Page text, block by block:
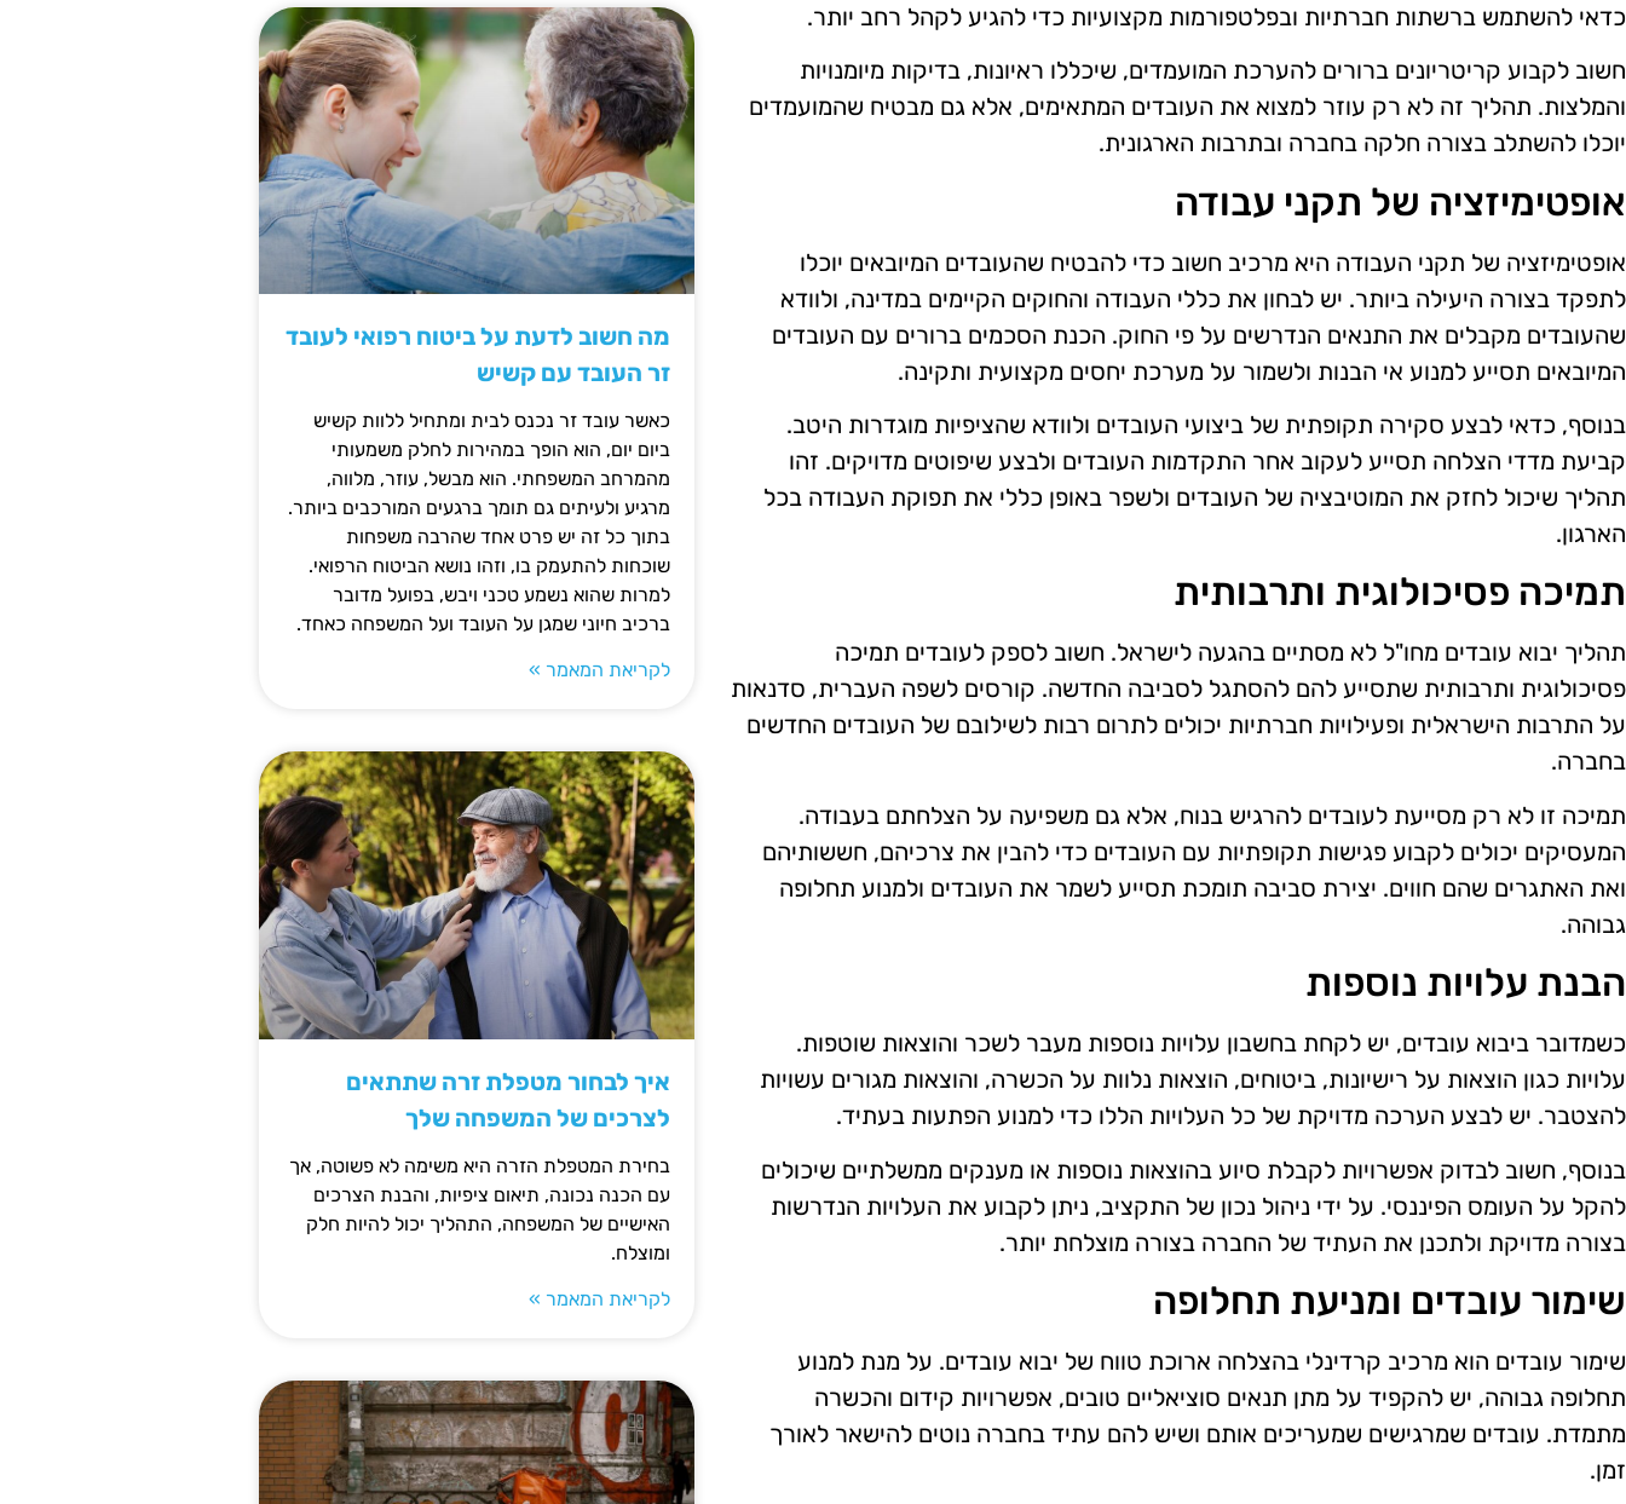
כדאי להשתמש ברשתות חברתיות ובפלטפורמות מקצועיות כדי להגיע לקהל רחב יותר.
חשוב לקבוע קריטריונים ברורים להערכת המועמדים, שיכללו ראיונות, בדיקות מיומנויות
והמלצות. תהליך זה לא רק עוזר למצוא את העובדים המתאימים, אלא גם מבטיח שהמועמדים
יוכלו להשתלב בצורה חלקה בחברה ובתרבות הארגונית.
אופטימיזציה של תקני עבודה
אופטימיזציה של תקני העבודה היא מרכיב חשוב כדי להבטיח שהעובדים המיובאים יוכלו
לתפקד בצורה היעילה ביותר. יש לבחון את כללי העבודה והחוקים הקיימים במדינה, ולוודא
שהעובדים מקבלים את התנאים הנדרשים על פי החוק. הכנת הסכמים ברורים עם העובדים
המיובאים תסייע למנוע אי הבנות ולשמור על מערכת יחסים מקצועית ותקינה.
בנוסף, כדאי לבצע סקירה תקופתית של ביצועי העובדים ולוודא שהציפיות מוגדרות היטב.
קביעת מדדי הצלחה תסייע לעקוב אחר התקדמות העובדים ולבצע שיפוטים מדויקים. זהו
תהליך שיכול לחזק את המוטיבציה של העובדים ולשפר באופן כללי את תפוקת העבודה בכל
הארגון.
תמיכה פסיכולוגית ותרבותית
תהליך יבוא עובדים מחו"ל לא מסתיים בהגעה לישראל. חשוב לספק לעובדים תמיכה
פסיכולוגית ותרבותית שתסייע להם להסתגל לסביבה החדשה. קורסים לשפה העברית, סדנאות
על התרבות הישראלית ופעילויות חברתיות יכולים לתרום רבות לשילובם של העובדים החדשים
בחברה.
תמיכה זו לא רק מסייעת לעובדים להרגיש בנוח, אלא גם משפיעה על הצלחתם בעבודה.
המעסיקים יכולים לקבוע פגישות תקופתיות עם העובדים כדי להבין את צרכיהם, חששותיהם
ואת האתגרים שהם חווים. יצירת סביבה תומכת תסייע לשמר את העובדים ולמנוע תחלופה
גבוהה.
הבנת עלויות נוספות
כשמדובר ביבוא עובדים, יש לקחת בחשבון עלויות נוספות מעבר לשכר והוצאות שוטפות.
עלויות כגון הוצאות על רישיונות, ביטוחים, הוצאות נלוות על הכשרה, והוצאות מגורים עשויות
להצטבר. יש לבצע הערכה מדויקת של כל העלויות הללו כדי למנוע הפתעות בעתיד.
בנוסף, חשוב לבדוק אפשרויות לקבלת סיוע בהוצאות נוספות או מענקים ממשלתיים שיכולים
להקל על העומס הפיננסי. על ידי ניהול נכון של התקציב, ניתן לקבוע את העלויות הנדרשות
בצורה מדויקת ולתכנן את העתיד של החברה בצורה מוצלחת יותר.
שימור עובדים ומניעת תחלופה
שימור עובדים הוא מרכיב קרדינלי בהצלחה ארוכת טווח של יבוא עובדים. על מנת למנוע
תחלופה גבוהה, יש להקפיד על מתן תנאים סוציאליים טובים, אפשרויות קידום והכשרה
מתמדת. עובדים שמרגישים שמעריכים אותם ושיש להם עתיד בחברה נוטים להישאר לאורך
זמן.
מה חשוב לדעת על ביטוח רפואי לעובד
זר העובד עם קשיש
כאשר עובד זר נכנס לבית ומתחיל ללוות קשיש
ביום יום, הוא הופך במהירות לחלק משמעותי
מהמרחב המשפחתי. הוא מבשל, עוזר, מלווה,
מרגיע ולעיתים גם תומך ברגעים המורכבים ביותר.
בתוך כל זה יש פרט אחד שהרבה משפחות
שוכחות להתעמק בו, וזהו נושא הביטוח הרפואי.
למרות שהוא נשמע טכני ויבש, בפועל מדובר
ברכיב חיוני שמגן על העובד ועל המשפחה כאחד.
לקריאת המאמר »
איך לבחור מטפלת זרה שתתאים
לצרכים של המשפחה שלך
בחירת המטפלת הזרה היא משימה לא פשוטה, אך
עם הכנה נכונה, תיאום ציפיות, והבנת הצרכים
האישיים של המשפחה, התהליך יכול להיות חלק
ומוצלח.
לקריאת המאמר »